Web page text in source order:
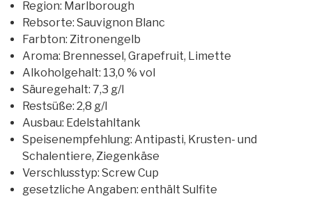
Region: Marlborough
Rebsorte: Sauvignon Blanc
Farbton: Zitronengelb
Aroma: Brennessel, Grapefruit, Limette
Alkoholgehalt: 13,0 % vol
Säuregehalt: 7,3 g/l
Restsüße: 2,8 g/l
Ausbau: Edelstahltank
Speisenempfehlung: Antipasti, Krusten- und
Schalentiere, Ziegenkäse
Verschlusstyp: Screw Cup
gesetzliche Angaben: enthält Sulfite